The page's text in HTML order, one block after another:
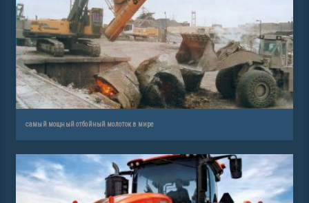
самый мощный отбойный молоток в мире